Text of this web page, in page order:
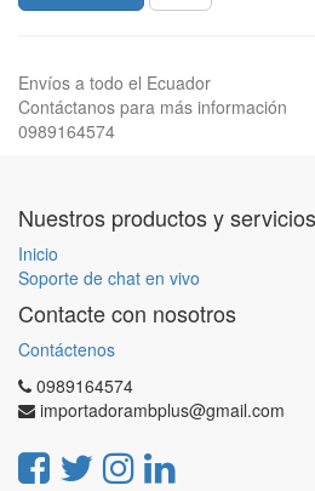
Envíos a todo el Ecuador
Contáctanos para más información
0989164574
Nuestros productos y servicios
Inicio
Soporte de chat en vivo
Contacte con nosotros
Contáctenos
0989164574
importadorambplus@gmail.com